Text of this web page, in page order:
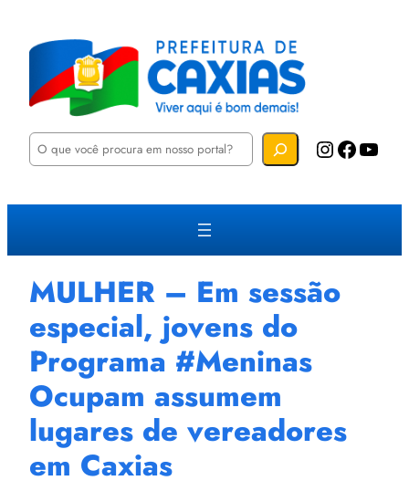
P
u
a
Instagram Facebook YouTube
MULHER – Em sessão
especial, jovens do
Programa #Meninas
Ocupam assumem
lugares de vereadores
em Caxias